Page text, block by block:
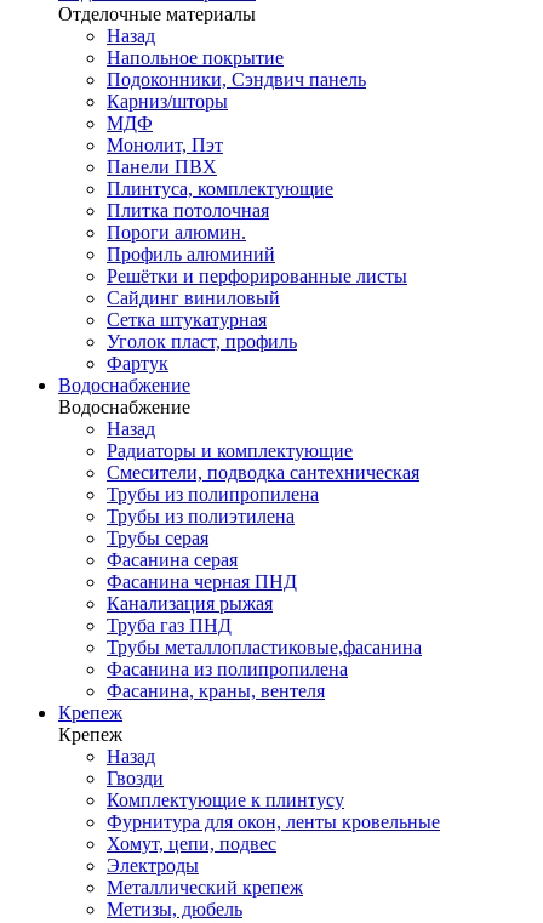
Отделочные материалы
Назад
Напольное покрытие
Подоконники, Сэндвич панель
Карниз/шторы
МДФ
Монолит, Пэт
Панели ПВХ
Плинтуса, комплектующие
Плитка потолочная
Пороги алюмин.
Профиль алюминий
Решётки и перфорированные листы
Сайдинг виниловый
Сетка штукатурная
Уголок пласт, профиль
Фартук
Водоснабжение
Водоснабжение
Назад
Радиаторы и комплектующие
Смесители, подводка сантехническая
Трубы из полипропилена
Трубы из полиэтилена
Трубы серая
Фасанина серая
Фасанина черная ПНД
Канализация рыжая
Труба газ ПНД
Трубы металлопластиковые,фасанина
Фасанина из полипропилена
Фасанина, краны, вентеля
Крепеж
Крепеж
Назад
Гвозди
Комплектующие к плинтусу
Фурнитура для окон, ленты кровельные
Хомут, цепи, подвес
Электроды
Металлический крепеж
Метизы, дюбель